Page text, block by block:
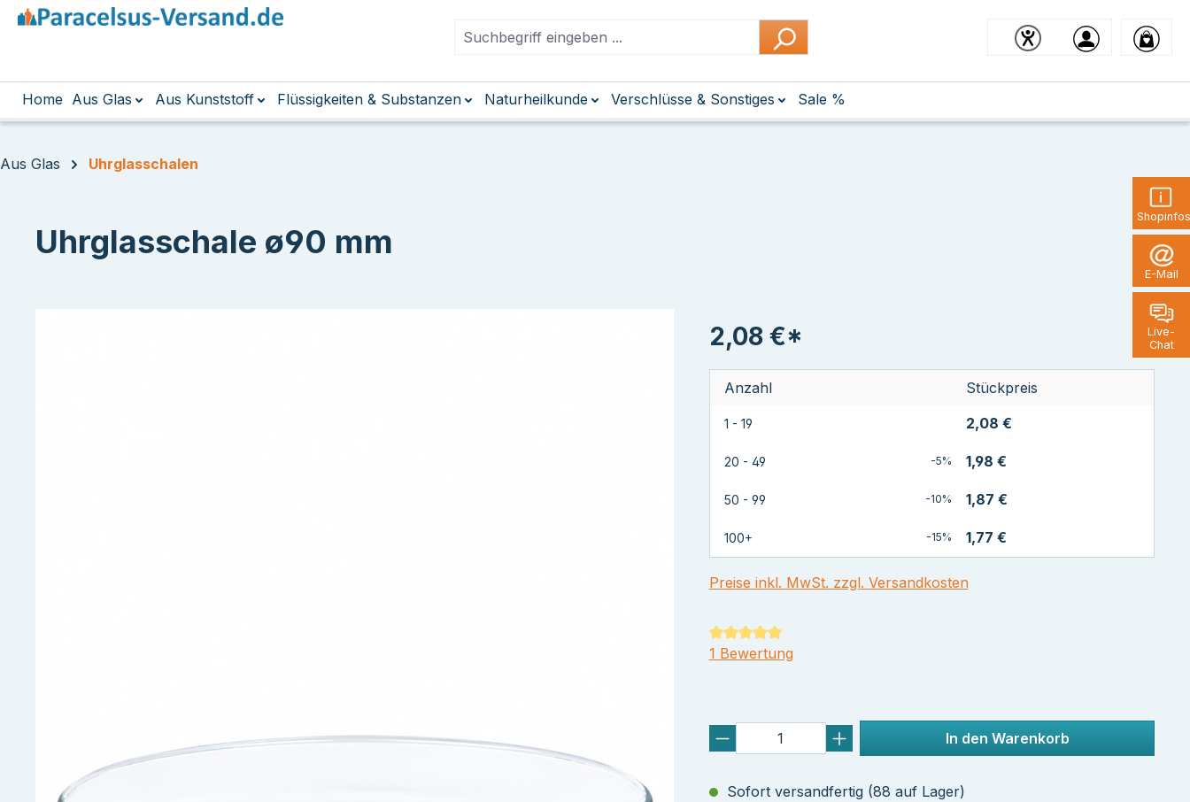
Hauptinhalt springen
Zur Suche springen
Zur Hauptnavigation springen
E-Mail
Live-
Chat
Home Aus Glas Aus Kunststoff Flüssigkeiten & Substanzen Naturheilkunde Verschlüsse & Sonstiges Sale %
Aus Glas Uhrglasschalen
Uhrglasschale ø90 mm
2,08 €*
Anzahl Stückpreis
1 - 19 2,08 €
20 - 49 -5% 1,98 €
50 - 99 -10% 1,87 €
100+ -15% 1,77 €
Preise inkl. MwSt. zzgl. Versandkosten
Durchschnittliche Bewertung von 5 von 5 Sternen
1 Bewertung
In den Warenkorb
Sofort versandfertig (88 auf Lager)